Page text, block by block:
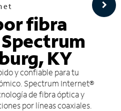
fibra
KY
y confiable para tu
Spectrum Internet®
de fibra óptica y
por líneas coaxiales.